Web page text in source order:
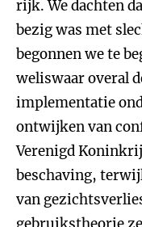
rijk. We dachten
bezig was met
begonnen we te
weliswaar overal
implementatie
ontwijken van
Verenigd
beschaving,
van